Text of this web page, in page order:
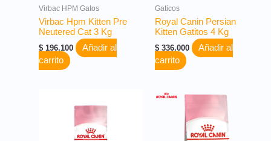
Virbac HPM Gatos
Virbac Hpm Kitten Pre
Neutered Cat 3 Kg
$196.100
Añadir al
carrito
Gaticos
Royal Canin Persian
Kitten Gatitos 4 Kg
$336.000
Añadir al
carrito